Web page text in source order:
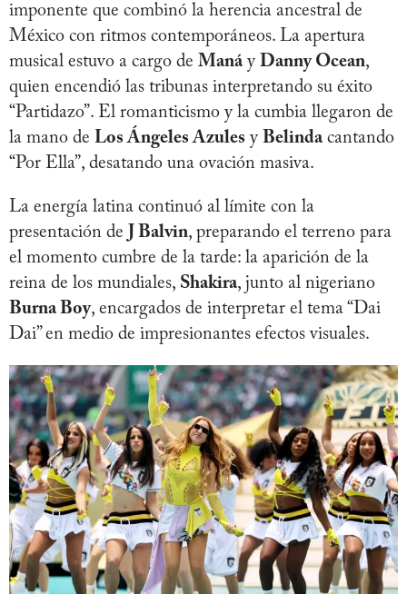
imponente que combinó la herencia ancestral de
México con ritmos contemporáneos. La apertura
musical estuvo a cargo de Manáy Danny Ocean,
quien encendió las tribunas interpretando su éxito
“Partidazo”. El romanticismo y la cumbia llegaron de
la mano de Los Ángeles Azules y Belindacantando
“Por Ella”, desatando una ovación masiva.
La energía latina continuó al límite con la
presentación de J Balvin, preparando el terreno para
el momento cumbre de la tarde: la aparición de la
reina de los mundiales, Shakira, junto al nigeriano
Burna Boy, encargados de interpretar el tema “Dai
Dai” en medio de impresionantes efectos visuales.